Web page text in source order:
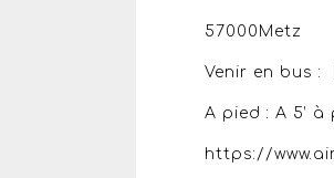
57000Metz
Venir en bus
A pied : A 5’
https://